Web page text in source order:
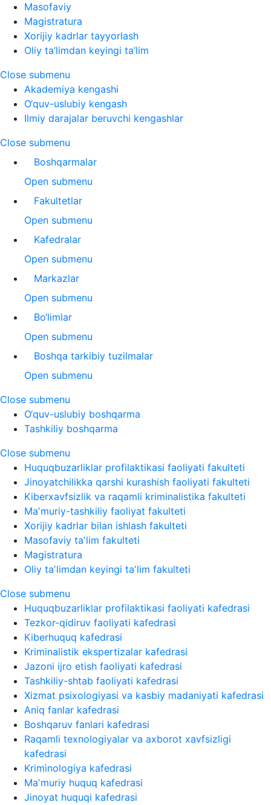
Masofaviy
Magistratura
Xorijiy kadrlar tayyorlash
Oliy ta’limdan keyingi ta’lim
Close submenu
Akademiya kengashi
O‘quv-uslubiy kengash
Ilmiy darajalar beruvchi kengashlar
Close submenu
Boshqarmalar
Open submenu
Fakultetlar
Open submenu
Kafedralar
Open submenu
Markazlar
Open submenu
Bo‘limlar
Open submenu
Boshqa tarkibiy tuzilmalar
Open submenu
Close submenu
O‘quv-uslubiy boshqarma
Tashkiliy boshqarma
Close submenu
Huquqbuzarliklar profilaktikasi faoliyati fakulteti
Jinoyatchilikka qarshi kurashish faoliyati fakulteti
Kiberxavfsizlik va raqamli kriminalistika fakulteti
Maʼmuriy-tashkiliy faoliyat fakulteti
Xorijiy kadrlar bilan ishlash fakulteti
Masofaviy taʼlim fakulteti
Magistratura
Oliy taʼlimdan keyingi taʼlim fakulteti
Close submenu
Huquqbuzarliklar profilaktikasi faoliyati kafedrasi
Tezkor-qidiruv faoliyati kafedrasi
Kiberhuquq kafedrasi
Kriminalistik ekspertizalar kafedrasi
Jazoni ijro etish faoliyati kafedrasi
Tashkiliy-shtab faoliyati kafedrasi
Xizmat psixologiyasi va kasbiy madaniyati kafedrasi
Aniq fanlar kafedrasi
Boshqaruv fanlari kafedrasi
Raqamli texnologiyalar va axborot xavfsizligi
kafedrasi
Kriminologiya kafedrasi
Maʼmuriy huquq kafedrasi
Jinoyat huquqi kafedrasi